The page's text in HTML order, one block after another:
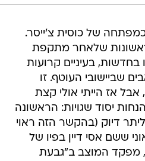
של כוסית צ'ייסר.
שלאחר מתקפת
בעיניים קרועות
שביישובי העוטף. זו
אז הייתי אולי קצת
יסוד שגויות: הראשונה
דיוק (בהקשר הזה ראוי
ששם אסי דיין בפיו של
מפקד המוצב ב"גבעת